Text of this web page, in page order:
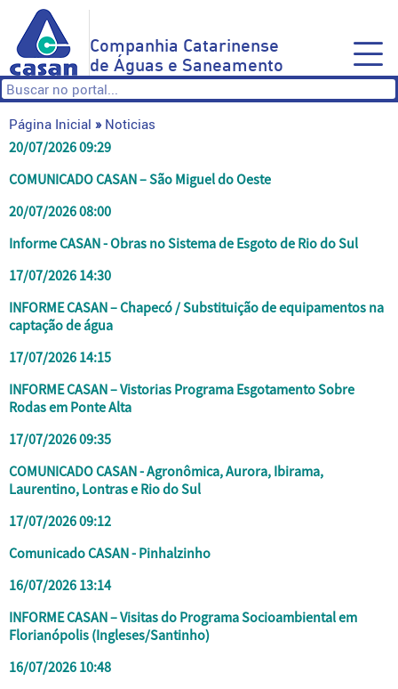
Companhia Catarinense
de Águas e Saneamento
Página Inicial » Noticias
20/07/2026 09:29
COMUNICADO CASAN – São Miguel do Oeste
20/07/2026 08:00
Informe CASAN - Obras no Sistema de Esgoto de Rio do Sul
17/07/2026 14:30
INFORME CASAN – Chapecó / Substituição de equipamentos na
captação de água
17/07/2026 14:15
INFORME CASAN – Vistorias Programa Esgotamento Sobre
Rodas em Ponte Alta
17/07/2026 09:35
COMUNICADO CASAN - Agronômica, Aurora, Ibirama,
Laurentino, Lontras e Rio do Sul
17/07/2026 09:12
Comunicado CASAN - Pinhalzinho
16/07/2026 13:14
INFORME CASAN – Visitas do Programa Socioambiental em
Florianópolis (Ingleses/Santinho)
16/07/2026 10:48